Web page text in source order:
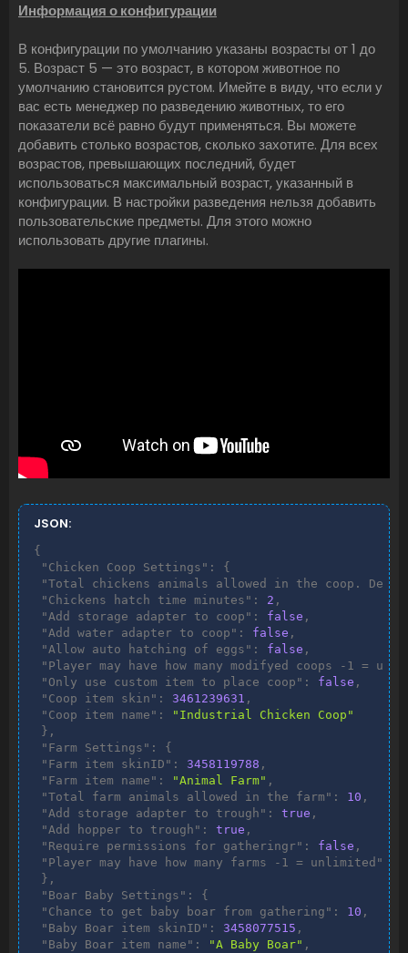
Информация о конфигурации
В конфигурации по умолчанию указаны возрасты от 1 до
5. Возраст 5 — это возраст, в котором животное по
умолчанию становится рустом. Имейте в виду, что если у
вас есть менеджер по разведению животных, то его
показатели всё равно будут применяться. Вы можете
добавить столько возрастов, сколько захотите. Для всех
возрастов, превышающих последний, будет
использоваться максимальный возраст, указанный в
конфигурации. В настройки разведения нельзя добавить
пользовательские предметы. Для этого можно
использовать другие плагины.
JSON:
{
"Chicken Coop Settings" :
{
"Total chickens animals allowed in the coop.
"Chickens hatch time minutes" : 2 ,
"Add storage adapter to coop" : false ,
"Add water adapter to coop" : false ,
"Allow auto hatching of eggs" : false ,
"Player may have how many modifyed coops -1 =
"Only use custom item to place coop" : false ,
"Coop item skin" : 3461239631 ,
"Coop item name" :
"Industrial Chicken Coop"
} ,
"Farm Settings" :
{
"Farm item skinID" : 3458119788 ,
"Farm item name" : "Animal Farm" ,
"Total farm animals allowed in the farm" : 10 ,
"Add storage adapter to trough" : true ,
"Add hopper to trough" : true ,
"Require permissions for gatheringr" : false ,
"Player may have how many farms -1 = unlimited" :
} ,
"Boar Baby Settings" :
{
"Chance to get baby boar from gathering" : 10 ,
"Baby Boar item skinID" : 3458077515 ,
"Baby Boar item name" : "A Baby Boar" ,